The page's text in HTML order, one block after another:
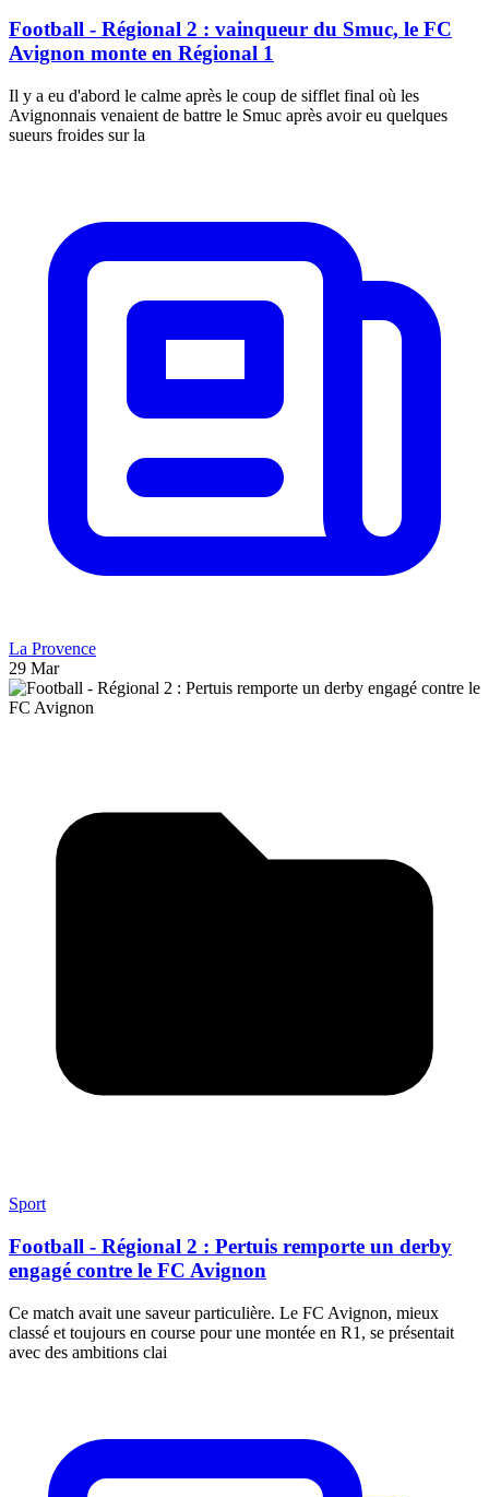
Football - Régional 2 : vainqueur du Smuc, le FC
Avignon monte en Régional 1
Il y a eu d'abord le calme après le coup de sifflet final où les
Avignonnais venaient de battre le Smuc après avoir eu quelques
sueurs froides sur la
La Provence
29 Mar
Sport
Football - Régional 2 : Pertuis remporte un derby
engagé contre le FC Avignon
Ce match avait une saveur particulière. Le FC Avignon, mieux
classé et toujours en course pour une montée en R1, se présentait
avec des ambitions clai